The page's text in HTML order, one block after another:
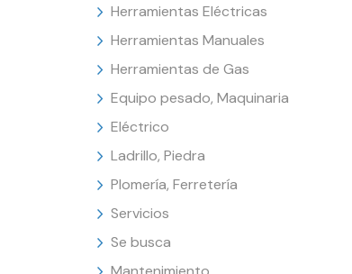
Herramientas Eléctricas
Herramientas Manuales
Herramientas de Gas
Equipo pesado, Maquinaria
Eléctrico
Ladrillo, Piedra
Plomería, Ferretería
Servicios
Se busca